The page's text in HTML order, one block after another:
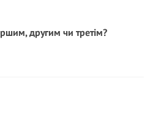
другим чи третім?